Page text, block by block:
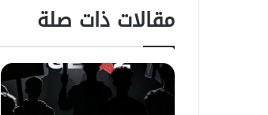
مقالات ذات صلة